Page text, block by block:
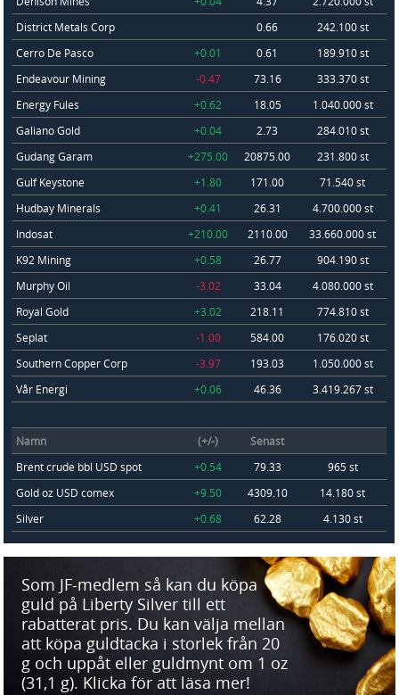
District Metals Corp
0.66
242.100 st
Cerro De Pasco
+0.01 0.61
189.910 st
Endeavour Mining
-0.47 73.16
333.370 st
Energy Fules
+0.62 18.05
1.040.000 st
Galiano Gold
+0.04 2.73
284.010 st
Gudang Garam
+275.00 20875.00
231.800 st
Gulf Keystone
+1.80 171.00
71.540 st
Hudbay Minerals
+0.41 26.31
4.700.000 st
Indosat
+210.00 2110.00
33.660.000 st
K92 Mining
+0.58 26.77
904.190 st
Murphy Oil
-3.02 33.04
4.080.000 st
Royal Gold
+3.02 218.11
774.810 st
Seplat
-1.00 584.00
176.020 st
Southern Copper Corp
-3.97 193.03
1.050.000 st
Vår Energi
+0.06 46.36 3.419.267 st
Namn (+/-)
Senast
Brent crude bbl USD spot
+0.54 79.33
965 st
Gold oz USD comex
+9.50 4309.10
14.180 st
Silver
+0.68 62.28 4.130 st
Som JF-medlem så kan du köpa
guld på Liberty Silver till ett
rabatterat pris. Du kan välja mellan
att köpa guldtacka i storlek från 20
g och uppåt eller guldmynt om 1 oz
(31,1 g). Klicka för att läsa mer!